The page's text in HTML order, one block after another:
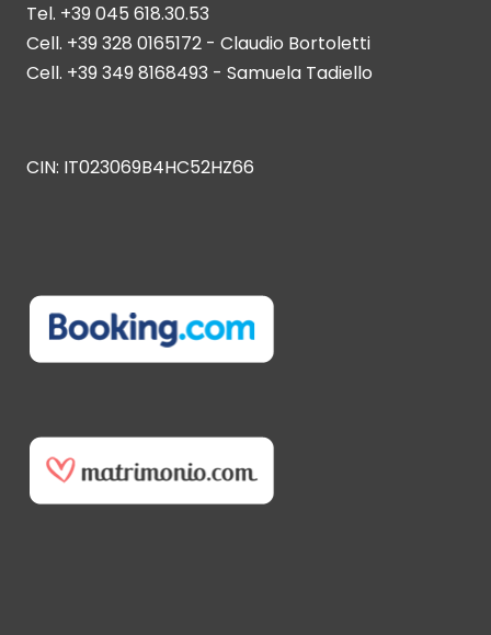
Tel. +39 045 618.30.53
Cell. +39 328 0165172 - Claudio Bortoletti
Cell. +39 349 8168493 - Samuela Tadiello
CIN: IT023069B4HC52HZ66